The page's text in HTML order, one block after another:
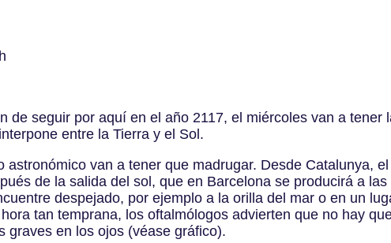
de seguir por aquí en el año 2117, el miércoles van a
entre la Tierra y el Sol.
astronómico van a tener que madrugar. Desde Catalunya,
de la salida del sol, que en Barcelona se producirá a
despejado, por ejemplo a la orilla del mar o en un
tan temprana, los oftalmólogos advierten que no hay
graves en los ojos (véase gráfico).